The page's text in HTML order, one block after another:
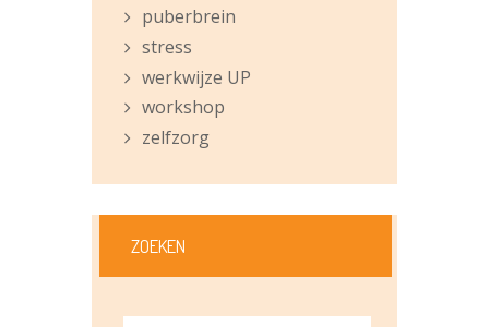
puberbrein
stress
werkwijze UP
workshop
zelfzorg
ZOEKEN